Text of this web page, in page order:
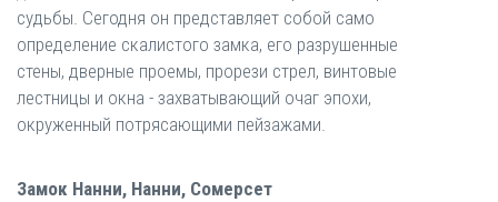
судьбы. Сегодня он представляет собой само
определение скалистого замка, его разрушенные
стены, дверные проемы, прорези стрел, винтовые
лестницы и окна - захватывающий очаг эпохи,
окруженный потрясающими пейзажами.
Замок Нанни, Нанни, Сомерсет